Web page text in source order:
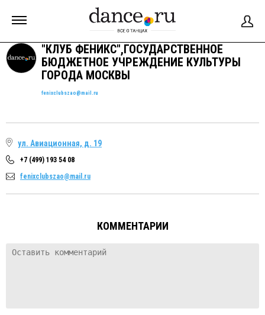
"КЛУБ ФЕНИКС",ГОСУДАРСТВЕННОЕ
БЮДЖЕТНОЕ УЧРЕЖДЕНИЕ КУЛЬТУРЫ
ГОРОДА МОСКВЫ
fenixclubszao@mail.ru
ул. Авиационная, д. 19
+7 (499) 193 54 08
fenixclubszao@mail.ru
КОММЕНТАРИИ